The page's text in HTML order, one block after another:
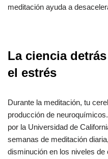
meditación ayuda a
La ciencia
el estrés
Durante la meditación, tu
producción de
por la Universidad de
semanas de meditación
disminución en los niveles